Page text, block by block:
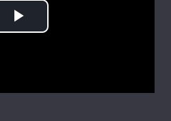
Play